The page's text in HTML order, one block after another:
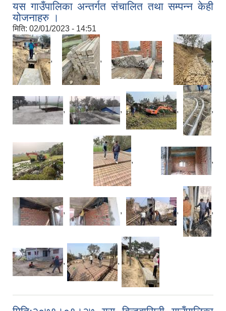
यस गाउँपालिका अन्तर्गत संचालित तथा सम्पन्न केही
योजनाहरु ।
मिति: 02/01/2023 - 14:51
, , , ,
, , , ,
, , ,
, , , ,
, ,